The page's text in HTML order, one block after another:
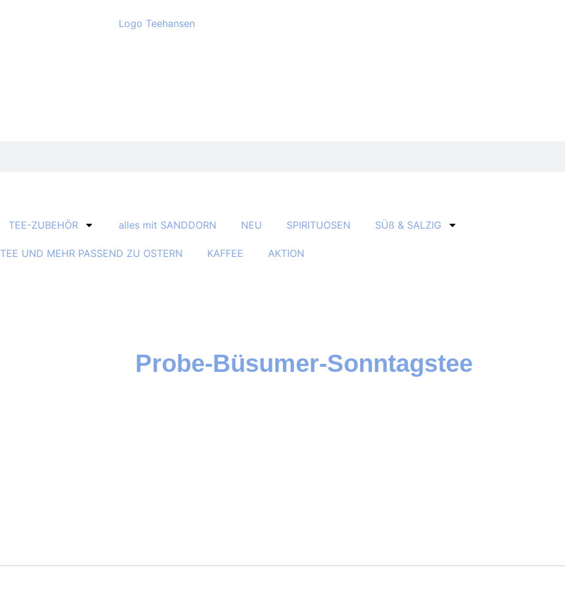
TEE-ZUBEHÖR alles mit SANDDORN NEU SPIRITUOSEN SÜß & SALZIG
TEE UND MEHR PASSEND ZU OSTERN KAFFEE AKTION
Probe-Büsumer-Sonntagstee